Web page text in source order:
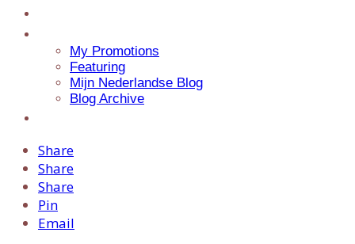
My Promotions
Featuring
Mijn Nederlandse Blog
Blog Archive
Share
Share
Share
Pin
Email